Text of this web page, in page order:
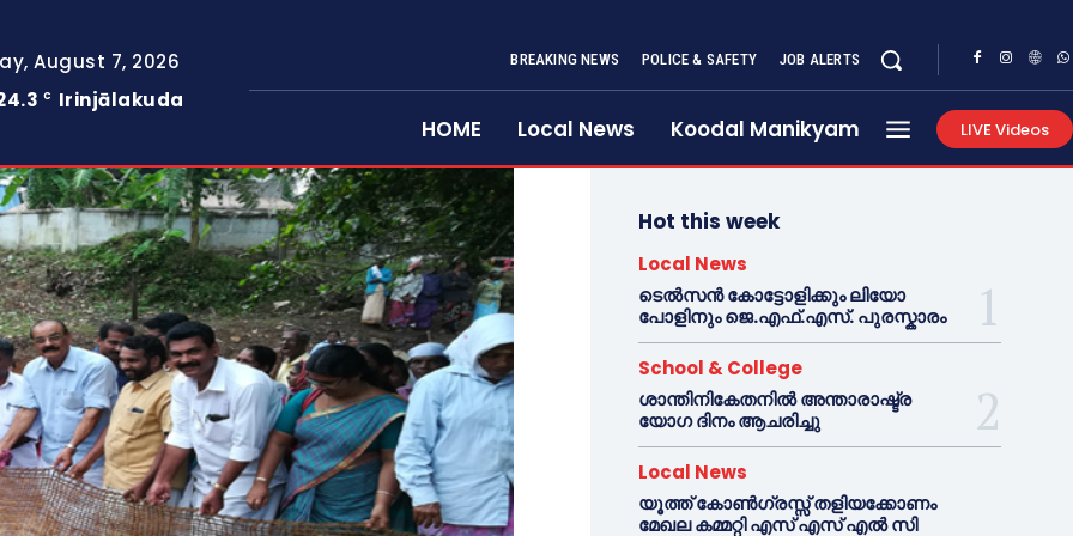
August 7, 2026
C Irinjālakuda
BREAKING NEWS POLICE & SAFETY JOB ALERTS
HOME Local News Koodal Manikyam LIVE Videos
Hot this week
Local News
ടെൽസൻ കോട്ടോളിക്കും ലിയോ
പോളിനും ജെ.എഫ്.എസ്. പുരസ്കാരം
School & College
ശാന്തിനികേതനിൽ അന്താരാഷ്ട്ര
യോഗ ദിനം ആചരിച്ചു
Local News
യൂത്ത് കോൺഗ്രസ്സ് തളിയക്കോണം
മേഖല കമ്മറ്റി എസ് എസ് എൽ സി